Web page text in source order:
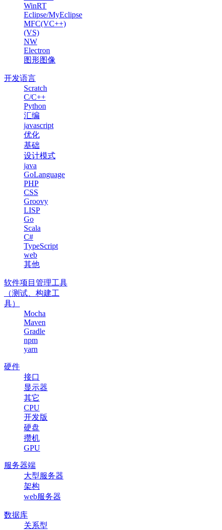
WinRT
Eclipse/MyEclipse
MFC(VC++)
(VS)
NW
Electron
图形图像
开发语言
Scratch
C/C++
Python
汇编
javascript
优化
基础
设计模式
java
GoLanguage
PHP
CSS
Groovy
LISP
Go
Scala
C#
TypeScript
web
其他
软件项目管理工具
（测试、构建工
具）
Mocha
Maven
Gradle
npm
yarn
硬件
接口
显示器
其它
CPU
开发版
硬盘
攒机
GPU
服务器端
大型服务器
架构
web服务器
数据库
关系型